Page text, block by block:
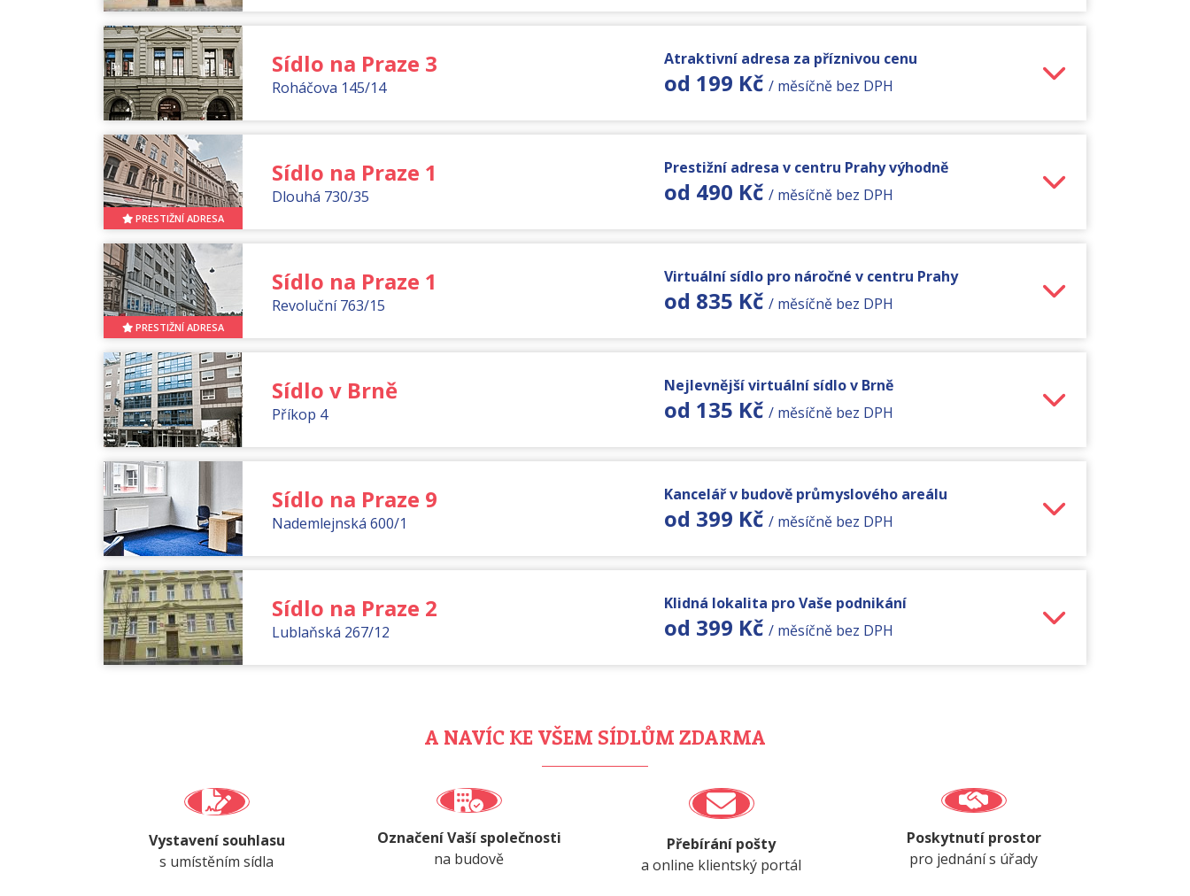
Sídlo na Praze 3
Roháčova 145/14
Atraktivní adresa za příznivou cenu
od 199 Kč / měsíčně bez DPH
PRESTIŽNÍ ADRESA
Sídlo na Praze 1
Dlouhá 730/35
Prestižní adresa v centru Prahy výhodně
od 490 Kč / měsíčně bez DPH
PRESTIŽNÍ ADRESA
Sídlo na Praze 1
Revoluční 763/15
Virtuální sídlo pro náročné v centru Prahy
od 835 Kč / měsíčně bez DPH
Sídlo v Brně
Příkop 4
Nejlevnější virtuální sídlo v Brně
od 135 Kč / měsíčně bez DPH
Sídlo na Praze 9
Nademlejnská 600/1
Kancelář v budově průmyslového areálu
od 399 Kč / měsíčně bez DPH
Sídlo na Praze 2
Lublaňská 267/12
Klidná lokalita pro Vaše podnikání
od 399 Kč / měsíčně bez DPH
A NAVÍC KE VŠEM SÍDLŮM ZDARMA
Vystavení souhlasu
s umístěním sídla
Označení Vaší společnosti
na budově
Přebírání pošty
a online klientský portál
Poskytnutí prostor
pro jednání s úřady